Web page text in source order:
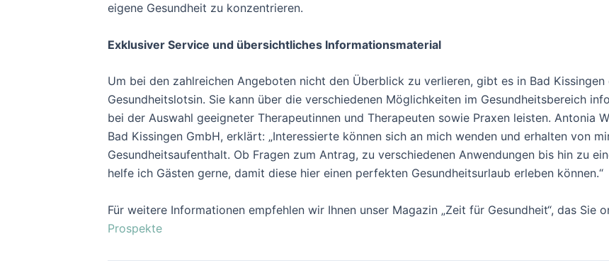
eigene Gesundheit zu konzentrieren.
Exklusiver Service und übersichtliches Informationsmaterial
Um bei den zahlreichen Angeboten nicht den Überblick zu verlieren, gibt es in Bad
Gesundheitslotsin. Sie kann über die verschiedenen Möglichkeiten im Gesundheitsbereich
bei der Auswahl geeigneter Therapeutinnen und Therapeuten sowie Praxen leisten. Antonia
Bad Kissingen GmbH, erklärt: „Interessierte können sich an mich wenden und erhalten von
Gesundheitsaufenthalt. Ob Fragen zum Antrag, zu verschiedenen Anwendungen bis hin zu
helfe ich Gästen gerne, damit diese hier einen perfekten Gesundheitsurlaub erleben können.“
Für weitere Informationen empfehlen wir Ihnen unser Magazin „Zeit für Gesundheit“, das Sie
Prospekte